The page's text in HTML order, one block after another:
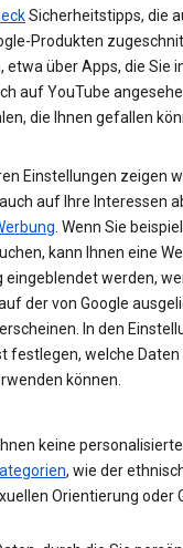
Sicherheitstipps, die
Produkten
etwa über Apps, die Sie
auf YouTube
die Ihnen gefallen
Einstellungen zeigen
auf Ihre Interessen
. Wenn Sie
kann Ihnen eine
werden,
der von Google
In den
festlegen, welche
können.
keine
, wie der
Orientierung oder